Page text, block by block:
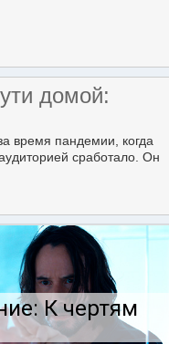
домой:
время пандемии, когда
сработало. Он
К чертям